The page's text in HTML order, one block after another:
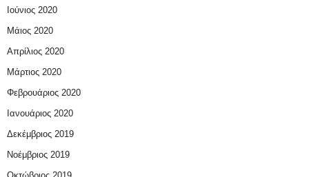
Ιούνιος 2020
Μάιος 2020
Απρίλιος 2020
Μάρτιος 2020
Φεβρουάριος 2020
Ιανουάριος 2020
Δεκέμβριος 2019
Νοέμβριος 2019